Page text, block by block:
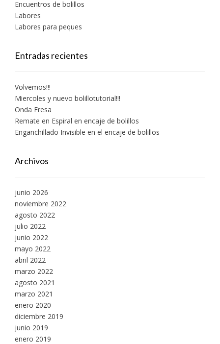
Encuentros de bolillos
Labores
Labores para peques
Entradas recientes
Volvemos!!!
Miercoles y nuevo bolillotutorial!!!
Onda Fresa
Remate en Espiral en encaje de bolillos
Enganchillado Invisible en el encaje de bolillos
Archivos
junio 2026
noviembre 2022
agosto 2022
julio 2022
junio 2022
mayo 2022
abril 2022
marzo 2022
agosto 2021
marzo 2021
enero 2020
diciembre 2019
junio 2019
enero 2019